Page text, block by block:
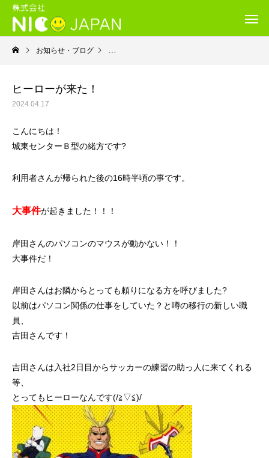
お知らせ・ブログ 就労継続支援Ｂ型・ニコサービス城東センター
ヒーローが来た！
2024.04.17
こんにちは！
城東センターＢ型の緒方です?
利用者さんが帰られた後の16時半頃の事です。
大事件が起きました！！！
岸田さんのパソコンのマウスが動かない！！
大事件だ！
岸田さんはお隣からとっても頼りになる方を呼びました?
以前はパソコン関係の仕事をしていた？と噂の移行の新しい職
員、
吉田さんです！
吉田さんは入社2日目からサッカーの練習の助っ人に来てくれる
等、
とってもヒーローなんです(/≧▽≦)/